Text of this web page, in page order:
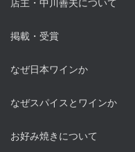
店主・中川善夫について
掲載・受賞
なぜ日本ワインか
なぜスパイスとワインか
お好み焼きについて